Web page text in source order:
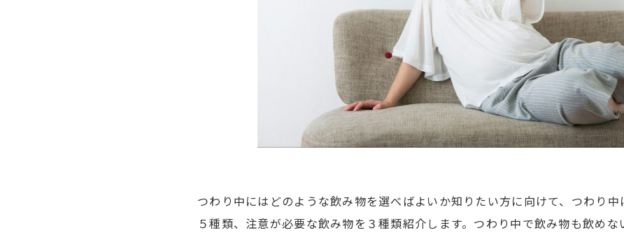
つわり中にはどのような飲み物を選べばよいか知りたい方に向けて、つわり中
５種類、注意が必要な飲み物を３種類紹介します。つわり中で飲み物も飲め